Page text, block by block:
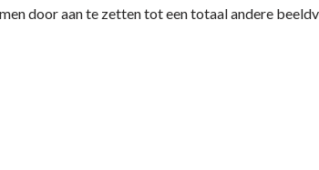
door aan te zetten tot een totaal andere